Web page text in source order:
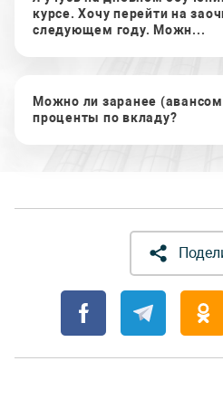
курсе. Хочу перейти на
следующем году. Можн...
Можно ли заранее
проценты по вкладу?